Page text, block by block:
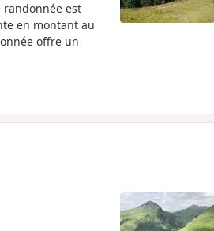
est
en montant au
offre un